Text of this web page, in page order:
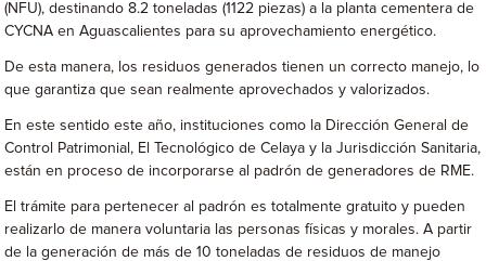
(NFU), destinando 8.2 toneladas (1122 piezas) a la planta cementera de
CYCNA en Aguascalientes para su aprovechamiento energético.
De esta manera, los residuos generados tienen un correcto manejo, lo
que garantiza que sean realmente aprovechados y valorizados.
En este sentido este año, instituciones como la Dirección General de
Control Patrimonial, El Tecnológico de Celaya y la Jurisdicción Sanitaria,
están en proceso de incorporarse al padrón de generadores de RME.
El trámite para pertenecer al padrón es totalmente gratuito y pueden
realizarlo de manera voluntaria las personas físicas y morales. A partir
de la generación de más de 10 toneladas de residuos de manejo